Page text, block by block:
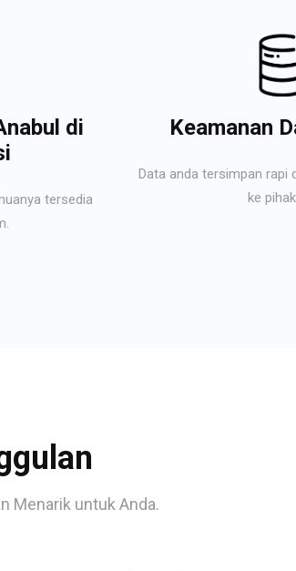
di
tersedia
Keamanan
Data anda tersimpan rapi
ke
Menarik untuk Anda.